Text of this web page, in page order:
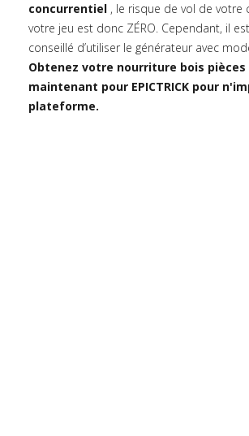
concurrentiel , le risque de vol de votre
votre jeu est donc ZÉRO. Cependant, il
conseillé d’utiliser le générateur avec
Obtenez votre nourriture bois
maintenant pour EPICTRICK pour
plateforme.